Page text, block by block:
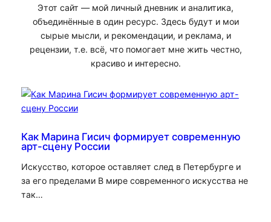
Этот сайт — мой личный дневник и аналитика,
объединённые в один ресурс. Здесь будут и мои
сырые мысли, и рекомендации, и реклама, и
рецензии, т.е. всё, что помогает мне жить честно,
красиво и интересно.
Как Марина Гисич формирует современную
арт-сцену России
Искусство, которое оставляет след в Петербурге и
за его пределами В мире современного искусства не
так…